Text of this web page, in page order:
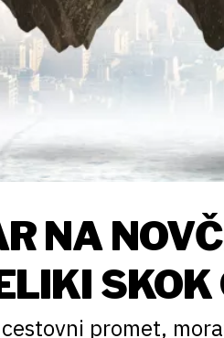
NA
SKOK
promet,